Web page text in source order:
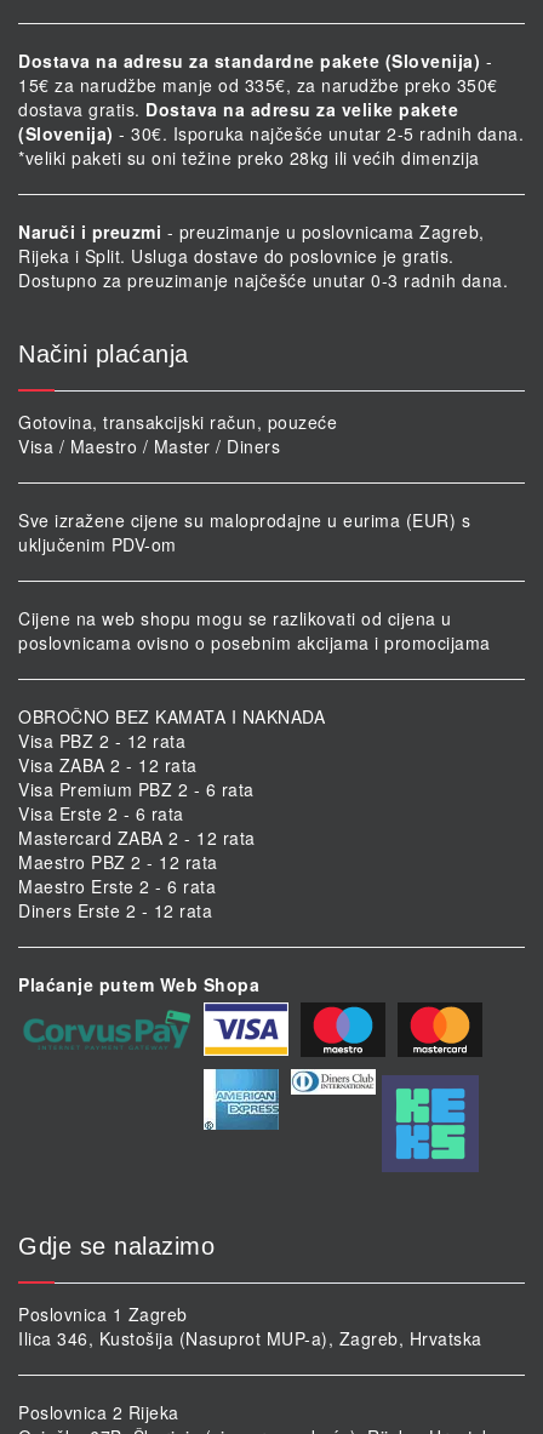
Dostava na adresu za standardne pakete (Slovenija) -
15€ za narudžbe manje od 335€, za narudžbe preko 350€
dostava gratis. Dostava na adresu za velike pakete
(Slovenija) - 30€. Isporuka najčešće unutar 2-5 radnih dana.
*veliki paketi su oni težine preko 28kg ili većih dimenzija
Naruči i preuzmi - preuzimanje u poslovnicama Zagreb,
Rijeka i Split. Usluga dostave do poslovnice je gratis.
Dostupno za preuzimanje najčešće unutar 0-3 radnih dana.
Načini plaćanja
Gotovina, transakcijski račun, pouzeće
Visa / Maestro / Master / Diners
Sve izražene cijene su maloprodajne u eurima (EUR) s
uključenim PDV-om
Cijene na web shopu mogu se razlikovati od cijena u
poslovnicama ovisno o posebnim akcijama i promocijama
OBROČNO BEZ KAMATA I NAKNADA
Visa PBZ 2 - 12 rata
Visa ZABA 2 - 12 rata
Visa Premium PBZ 2 - 6 rata
Visa Erste 2 - 6 rata
Mastercard ZABA 2 - 12 rata
Maestro PBZ 2 - 12 rata
Maestro Erste 2 - 6 rata
Diners Erste 2 - 12 rata
Plaćanje putem Web Shopa
Gdje se nalazimo
Poslovnica 1 Zagreb
Ilica 346, Kustošija (Nasuprot MUP-a), Zagreb, Hrvatska
Poslovnica 2 Rijeka